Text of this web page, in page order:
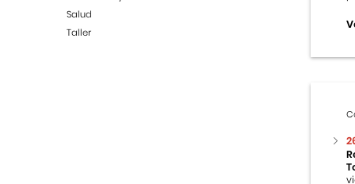
Salud
Taller